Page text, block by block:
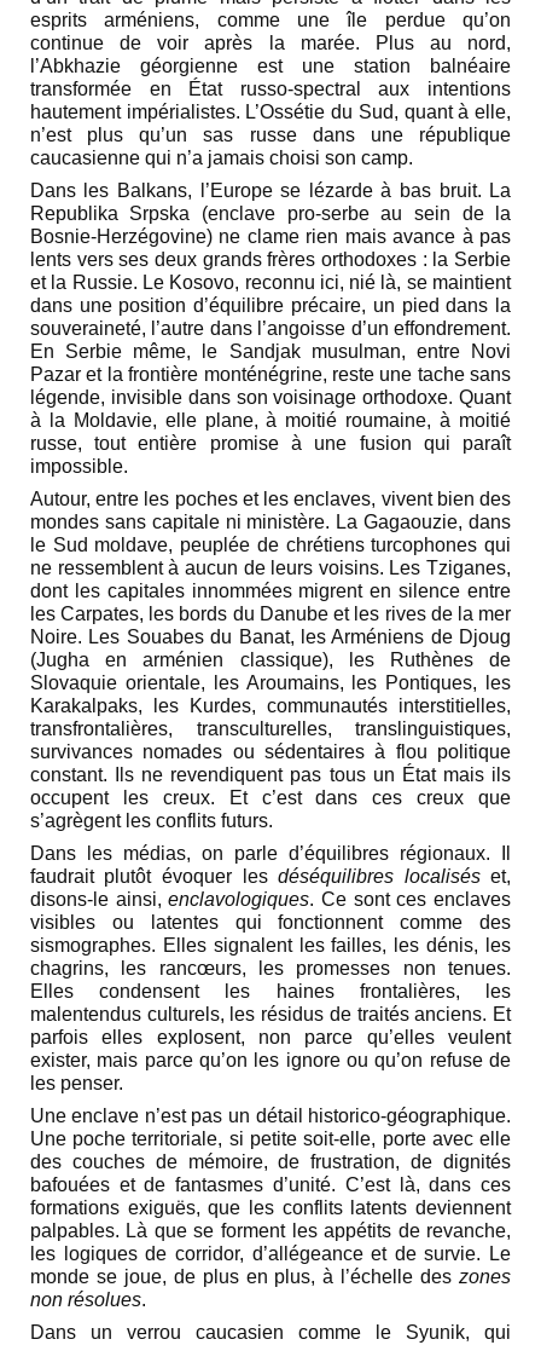
esprits arméniens, comme une île perdue qu’on
continue de voir après la marée. Plus au nord,
l’Abkhazie géorgienne est une station balnéaire
transformée en État russo-spectral aux intentions
hautement impérialistes. L’Ossétie du Sud, quant à elle,
n’est plus qu’un sas russe dans une république
caucasienne qui n’a jamais choisi son camp.
Dans les Balkans, l’Europe se lézarde à bas bruit. La
Republika Srpska (enclave pro-serbe au sein de la
Bosnie-Herzégovine) ne clame rien mais avance à pas
lents vers ses deux grands frères orthodoxes : la Serbie
et la Russie. Le Kosovo, reconnu ici, nié là, se maintient
dans une position d’équilibre précaire, un pied dans la
souveraineté, l’autre dans l’angoisse d’un effondrement.
En Serbie même, le Sandjak musulman, entre Novi
Pazar et la frontière monténégrine, reste une tache sans
légende, invisible dans son voisinage orthodoxe. Quant
à la Moldavie, elle plane, à moitié roumaine, à moitié
russe, tout entière promise à une fusion qui paraît
impossible.
Autour, entre les poches et les enclaves, vivent bien des
mondes sans capitale ni ministère. La Gagaouzie, dans
le Sud moldave, peuplée de chrétiens turcophones qui
ne ressemblent à aucun de leurs voisins. Les Tziganes,
dont les capitales innommées migrent en silence entre
les Carpates, les bords du Danube et les rives de la mer
Noire. Les Souabes du Banat, les Arméniens de Djoug
(Jugha en arménien classique), les Ruthènes de
Slovaquie orientale, les Aroumains, les Pontiques, les
Karakalpaks, les Kurdes, communautés interstitielles,
transfrontalières, transculturelles, translinguistiques,
survivances nomades ou sédentaires à flou politique
constant. Ils ne revendiquent pas tous un État mais ils
occupent les creux. Et c’est dans ces creux que
s’agrègent les conflits futurs.
Dans les médias, on parle d’équilibres régionaux. Il
faudrait plutôt évoquer lesdéséquilibres localiséset,
disons-le ainsi, enclavologiques. Ce sont ces enclaves
visibles ou latentes qui fonctionnent comme des
sismographes. Elles signalent les failles, les dénis, les
chagrins, les rancœurs, les promesses non tenues.
Elles condensent les haines frontalières, les
malentendus culturels, les résidus de traités anciens. Et
parfois elles explosent, non parce qu’elles veulent
exister, mais parce qu’on les ignore ou qu’on refuse de
les penser.
Une enclave n’est pas un détail historico-géographique.
Une poche territoriale, si petite soit-elle, porte avec elle
des couches de mémoire, de frustration, de dignités
bafouées et de fantasmes d’unité. C’est là, dans ces
formations exiguës, que les conflits latents deviennent
palpables. Là que se forment les appétits de revanche,
les logiques de corridor, d’allégeance et de survie. Le
monde se joue, de plus en plus, à l’échelle deszones
non résolues.
Dans un verrou caucasien comme le Syunik, qui